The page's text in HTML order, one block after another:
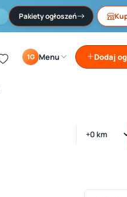
Pakiety ogłoszeń
1G Menu Dodaj